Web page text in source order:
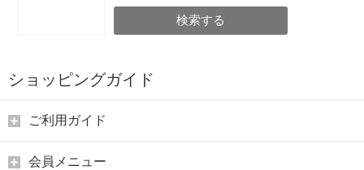
検索する
ショッピングガイド
ご利用ガイド
会員メニュー